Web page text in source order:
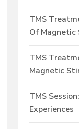
TMS
Of
TMS
Magnetic
TMS
Experiences